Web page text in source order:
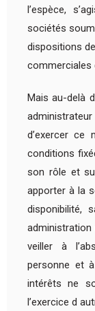
l’espèce,
sociétés
dispositions
commerciales
Mais au-delà
d’exercer ce
conditions
son rôle et
apporter à la
disponibilité,
veiller à
personne et
intérêts ne
l’exercice d